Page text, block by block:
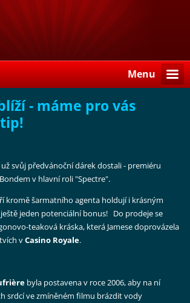
Menu
- máme pro vás
už svůj předvánoční dárek dostali - premiéru
v hlavní roli "Spectre".
kromě šarmatního agenta holdují i krásným
jeden potenciální bonus! Do prodeje se
teaková kráska, která Jamese doprovázela
vCasino Royale.
byla postavena v roce 2006, aby na ní
srdcí ve zmíněném filmu brázdit vody